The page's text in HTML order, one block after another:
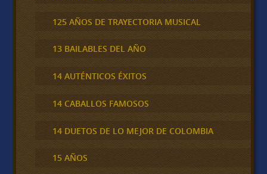
125 AÑOS DE TRAYECTORIA MUSICAL
13 BAILABLES DEL AÑO
14 AUTÉNTICOS ÉXITOS
14 CABALLOS FAMOSOS
14 DUETOS DE LO MEJOR DE COLOMBIA
15 AÑOS